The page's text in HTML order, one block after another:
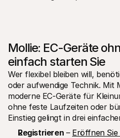
Mollie: EC-Geräte
einfach starten Sie
Wer flexibel bleiben will,
oder aufwendige Technik. Mit
moderne EC-Geräte für
ohne feste Laufzeiten oder
Einstieg gelingt in drei
Registrieren – Eröffnen